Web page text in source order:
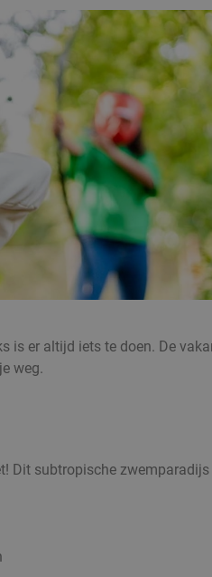
is er altijd iets te doen. De
weg.
Dit subtropische